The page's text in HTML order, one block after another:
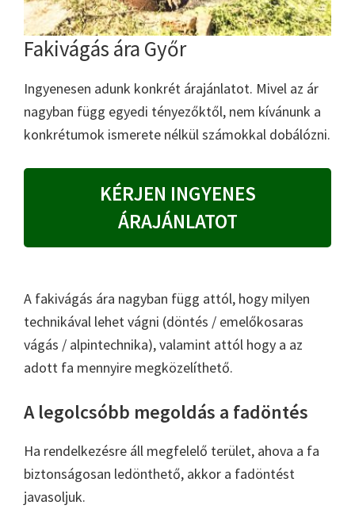
Fakivágás ára Győr
Ingyenesen adunk konkrét árajánlatot. Mivel az ár
nagyban függ egyedi tényezőktől, nem kívánunk a
konkrétumok ismerete nélkül számokkal dobálózni.
KÉRJEN INGYENES
ÁRAJÁNLATOT
A fakivágás ára nagyban függ attól, hogy milyen
technikával lehet vágni (döntés / emelőkosaras
vágás / alpintechnika), valamint attól hogy a az
adott fa mennyire megközelíthető.
A legolcsóbb megoldás a fadöntés
Ha rendelkezésre áll megfelelő terület, ahova a fa
biztonságosan ledönthető, akkor a fadöntést
javasoljuk.